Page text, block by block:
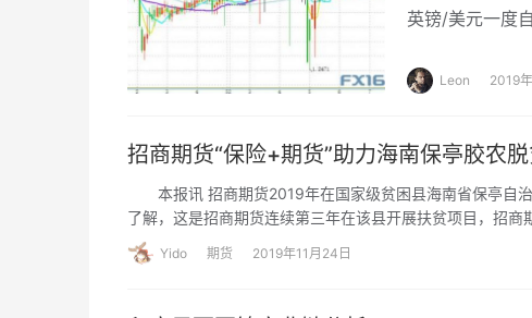
英镑/美元一度
储利率决议前
Leon 2019
招商期货“保险+期货”助力海南保亭胶农
本报讯 招商期货2019年在国家级贫困县海南省保亭自治
了解，这是招商期货连续第三年在该县开展扶贫项目，招
障胶农的利益。
Yido 期货 2019年11月24日